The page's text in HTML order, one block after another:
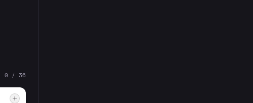
0 / 36